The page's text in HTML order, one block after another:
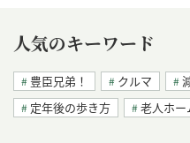
人気のキーワード
豊臣兄弟！ クルマ
定年後の歩き方
老人ホー